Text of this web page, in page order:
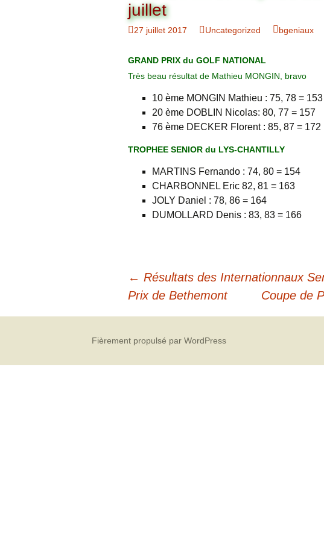
Organigramme
Commission Loisirs
Commission Sportive
Trophée Triple
Brut Dames
Avril
Mai
juillet
27 juillet 2017 Uncategorized bgeniaux
GRAND PRIX du GOLF NATIONAL
Très beau résultat de Mathieu MONGIN, bravo
10 ème MONGIN Mathieu : 75, 78 = 153
20 ème DOBLIN Nicolas: 80, 77 = 157
76 ème DECKER Florent : 85, 87 = 172
TROPHEE SENIOR du LYS-CHANTILLY
MARTINS Fernando : 74, 80 = 154
CHARBONNEL Eric 82, 81 = 163
JOLY Daniel : 78, 86 = 164
DUMOLLARD Denis : 83, 83 = 166
← Résultats des Internationnaux
Prix de Bethemont
Coupe de
Fièrement propulsé par WordPress